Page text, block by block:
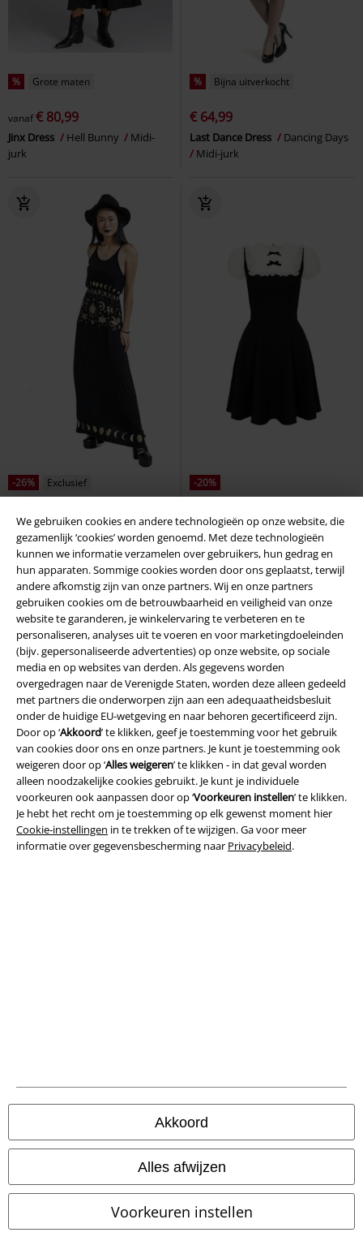
We gebruiken cookies en andere technologieën op onze website, die
gezamenlijk ‘cookies’ worden genoemd. Met deze technologieën
kunnen we informatie verzamelen over gebruikers, hun gedrag en
hun apparaten. Sommige cookies worden door ons geplaatst, terwijl
andere afkomstig zijn van onze partners. Wij en onze partners
gebruiken cookies om de betrouwbaarheid en veiligheid van onze
website te garanderen, je winkelervaring te verbeteren en te
personaliseren, analyses uit te voeren en voor marketingdoeleinden
(bijv. gepersonaliseerde advertenties) op onze website, op sociale
media en op websites van derden. Als gegevens worden
overgedragen naar de Verenigde Staten, worden deze alleen gedeeld
met partners die onderworpen zijn aan een adequaatheidsbesluit
onder de huidige EU-wetgeving en naar behoren gecertificeerd zijn.
Door op ‘Akkoord’ te klikken, geef je toestemming voor het gebruik
van cookies door ons en onze partners. Je kunt je toestemming ook
weigeren door op ‘Alles weigeren’ te klikken - in dat geval worden
alleen noodzakelijke cookies gebruikt. Je kunt je individuele
voorkeuren ook aanpassen door op ‘Voorkeuren instellen’ te klikken.
Je hebt het recht om je toestemming op elk gewenst moment hier
Cookie-instellingen in te trekken of te wijzigen. Ga voor meer
informatie over gegevensbescherming naar Privacybeleid.
Akkoord
Alles afwijzen
Voorkeuren instellen
% Grote maten
vanaf€ 80,99
Jinx Dress Hell Bunny
Midi-
jurk
% Bijna uitverkocht
€ 64,99
Last Dance Dress
Dancing Days
Midi-jurk
-26%
Exclusief
€ 43,99
Maxi jurk met zon, maan en
sterrenprint
Gothicana by EMP
Maxi-jurk
-20%
€ 51,99
Alice Dress Hell Bunny
Midi-
jurk